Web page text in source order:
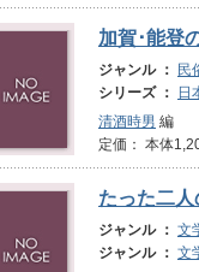
加賀･能登
ジャンル ：
民
シリーズ ：
日
清酒時男 編
定価： 本体
たった二
ジャンル ： 文
ジャンル ： 文